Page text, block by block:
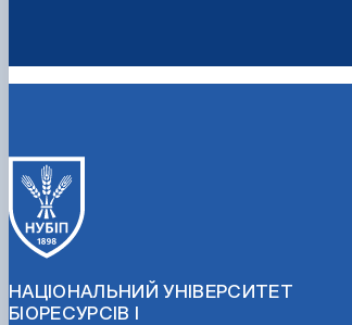
НАЦІОНАЛЬНИЙ УНІВЕРСИТЕТ
БІОРЕСУРСІВ І